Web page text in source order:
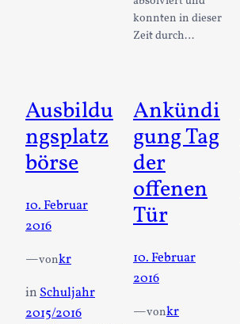
konnten in dieser
Zeit durch…
Ausbildu
ngsplatz
börse
10. Februar
2016
—vonkr
inSchuljahr
2015/2016
Ankündi
gung Tag
der
offenen
Tür
10. Februar
2016
—vonkr